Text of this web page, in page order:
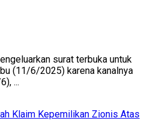
surat terbuka untuk
(11/6/2025) karena kanalnya
...